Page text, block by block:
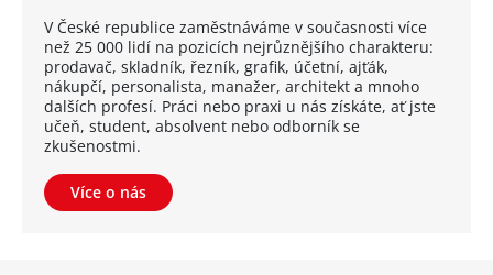
V České republice zaměstnáváme v současnosti více
než 25 000 lidí na pozicích nejrůznějšího charakteru:
prodavač, skladník, řezník, grafik, účetní, ajťák,
nákupčí, personalista, manažer, architekt a mnoho
dalších profesí. Práci nebo praxi u nás získáte, ať jste
učeň, student, absolvent nebo odborník se
zkušenostmi.
Více o nás